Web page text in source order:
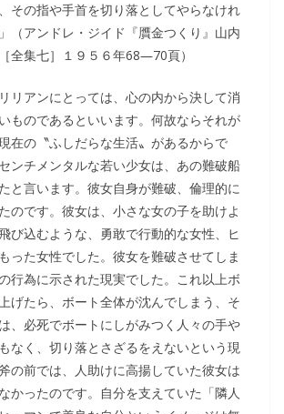
その指や手首を切り落としてやらなけれ
（アンドレ・ジイド『贋金つくり』山内
全集七］１９５６年68―70頁）
リアンにとっては、心の内から決して消
ものであるといいます。何故ならそれが
在の〝ふしだらな生活〟があるからで
ンチメンタルな若い少女は、あの難破船
と言います。彼女自身が難破、倫理的に
のです。彼女は、小さな女の子を助けよ
び込むような、勇敢で行動的な女性、ヒ
った女性でした。彼女を難破させてしま
行為に示された現実でした。これ以上ボ
げたら、ボート全体が沈んでしまう、そ
、必死でボートにしがみつく人々の手や
なく、切り落とさざるをえないという現
の前では、人助けに高揚していた彼女は
かったのです。自分を支えていた「隣人